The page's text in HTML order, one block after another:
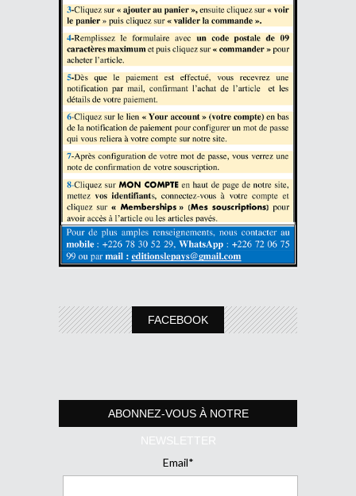
FACEBOOK
ABONNEZ-VOUS À NOTRE
NEWSLETTER
Email*